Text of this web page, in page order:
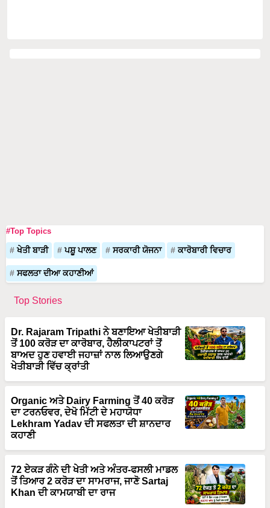
#Top Topics
ਖੇਤੀ ਬਾੜੀ ਪਸ਼ੂ ਪਾਲਣ ਸਰਕਾਰੀ ਯੋਜਨਾ ਕਾਰੋਬਾਰੀ ਵਿਚਾਰ
ਸਫਲਤਾ ਦੀਆ ਕਹਾਣੀਆਂ
Top Stories
Dr. Rajaram Tripathi ਨੇ ਬਣਾਇਆ ਖੇਤੀਬਾੜੀ
ਤੋਂ 100 ਕਰੋੜ ਦਾ ਕਾਰੋਬਾਰ, ਹੈਲੀਕਾਪਟਰਾਂ ਤੋਂ
ਬਾਅਦ ਹੁਣ ਹਵਾਈ ਜਹਾਜ਼ਾਂ ਨਾਲ ਲਿਆਉਣਗੇ
ਖੇਤੀਬਾੜੀ ਵਿੱਚ ਕ੍ਰਾਂਤੀ
Organic ਅਤੇ Dairy Farming ਤੋਂ 40 ਕਰੋੜ
ਦਾ ਟਰਨਓਵਰ, ਦੇਖੋ ਮਿੱਟੀ ਦੇ ਮਹਾਯੋਧਾ
Lekhram Yadav ਦੀ ਸਫਲਤਾ ਦੀ ਸ਼ਾਨਦਾਰ
ਕਹਾਣੀ
72 ਏਕੜ ਗੰਨੇ ਦੀ ਖੇਤੀ ਅਤੇ ਅੰਤਰ-ਫਸਲੀ ਮਾਡਲ
ਤੋਂ ਤਿਆਰ 2 ਕਰੋੜ ਦਾ ਸਾਮਰਾਜ, ਜਾਣੋ Sartaj
Khan ਦੀ ਕਾਮਯਾਬੀ ਦਾ ਰਾਜ